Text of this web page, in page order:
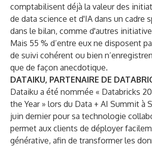
comptabilisent déjà la valeur des
de data science et d'IA dans un cadre
dans le bilan, comme d'autres
Mais 55 % d’entre eux ne disposent
de suivi cohérent ou bien
que de façon anecdotique.
DATAIKU, PARTENAIRE DE
Dataiku a été nommée « Databricks
the Year » lors du Data + AI Summit à
juin dernier pour sa technologie
permet aux clients de déployer
générative, afin de transformer les